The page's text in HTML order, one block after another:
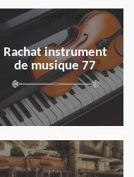
Rachat instrument
de musique 77
en savoir plus
en savoir plus